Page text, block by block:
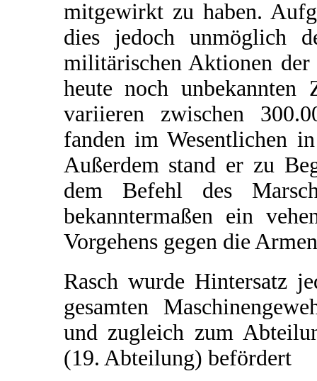
mitgewirkt zu haben.
dies jedoch unmöglich
militärischen Aktionen
heute noch unbekannten
variieren zwischen
fanden im Wesentlichen
Außerdem stand er zu
dem Befehl des
bekanntermaßen ein
Vorgehens gegen die
Rasch wurde Hintersatz
gesamten
und zugleich zum
(19. Abteilung) befördert